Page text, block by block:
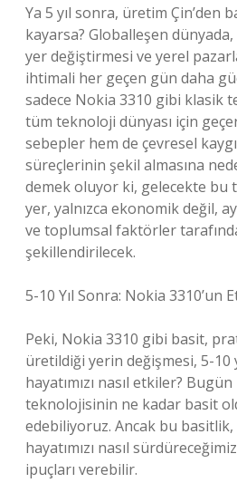
Ya 5 yıl sonra, üretim Çin’den
kayarsa? Globalleşen
yer değiştirmesi ve yerel
ihtimali her geçen gün daha
sadece Nokia 3310 gibi klasik
tüm teknoloji dünyası için
sebepler hem de çevresel
süreçlerinin şekil almasına
demek oluyor ki, gelecekte bu
yer, yalnızca ekonomik değil,
ve toplumsal faktörler
şekillendirilecek.
5-10 Yıl Sonra: Nokia 3310’un
Peki, Nokia 3310 gibi basit,
üretildiği yerin değişmesi, 5-10
hayatımızı nasıl etkiler?
teknolojisinin ne kadar basit
edebiliyoruz. Ancak bu
hayatımızı nasıl
ipuçları verebilir.